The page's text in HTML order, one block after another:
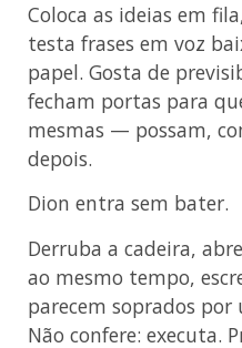
Coloca as ideias em
testa frases em voz
papel. Gosta de
fecham portas para
mesmas — possam,
depois.
Dion entra sem bater.
Derruba a cadeira,
ao mesmo tempo,
parecem soprados
Não confere: executa.